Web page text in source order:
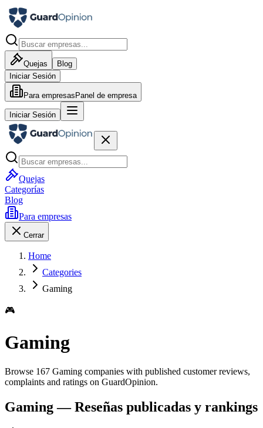
Quejas
Blog
Iniciar Sesión
Para empresas Panel de empresa
Iniciar Sesión
Quejas
Categorías
Blog
Para empresas
Cerrar
Home
Categories
Gaming
🎮
Gaming
Browse 167 Gaming companies with published customer reviews,
complaints and ratings on GuardOpinion.
Gaming — Reseñas publicadas y rankings